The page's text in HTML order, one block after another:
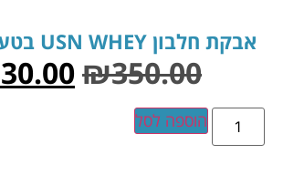
אבקת חלבון USN WHEY בטעם תות שדה
₪350.00
הוספה לסל